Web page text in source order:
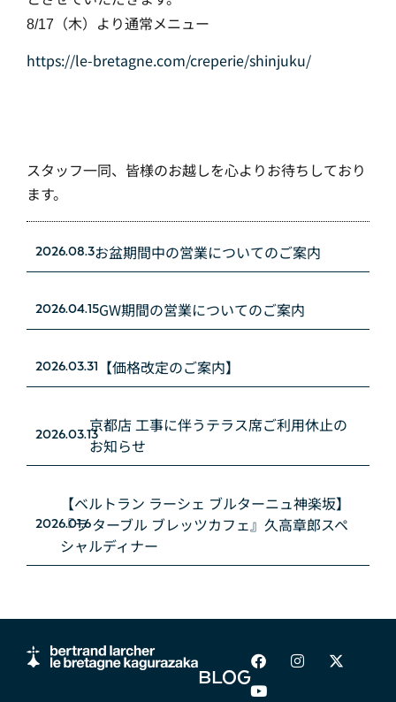
8/17
（木）より通常メニュー
https://le-bretagne.com/creperie/shinjuku/
スタッフ一同、皆様のお越しを心よりお待ちしており
ます。
2026.08.3お盆期間中の営業についてのご案内
2026.04.15GW期間の営業についてのご案内
2026.03.31 【価格改定のご案内】
2026.03.13京都店 工事に伴うテラス席ご利用休止の
お知らせ
2026.01.6
【ベルトラン ラーシェ ブルターニュ神楽坂】
『ラ ターブル ブレッツカフェ』久高章郎スペ
シャルディナー
BLOG